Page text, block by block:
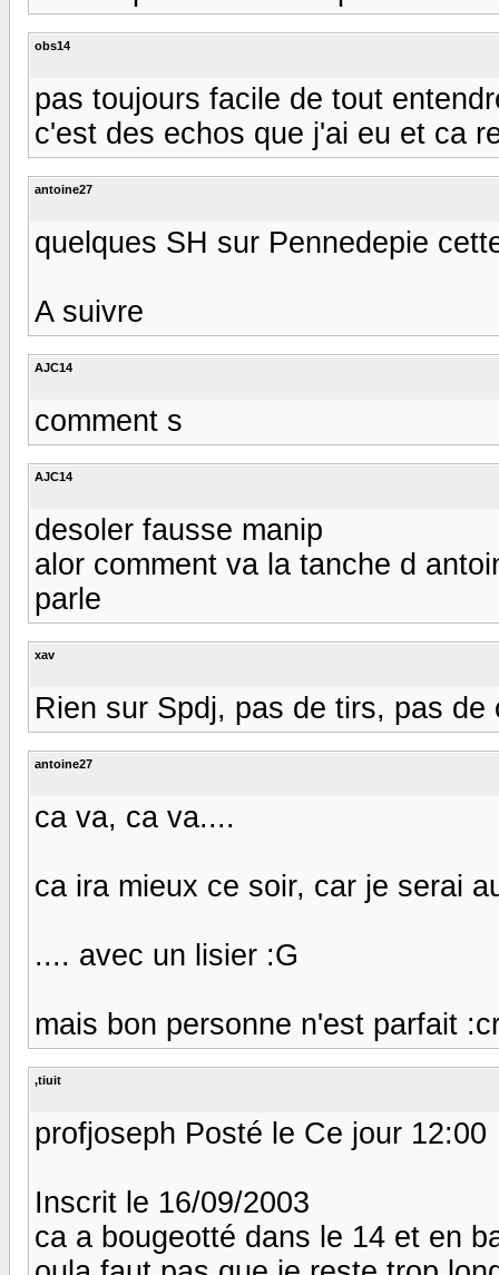
obs14
pas toujours facile de tout
c'est des echos que j'ai eu et ca
antoine27
quelques SH sur Pennedepie
A suivre
AJC14
comment s
AJC14
desoler fausse manip
alor comment va la tanche d
parle
xav
Rien sur Spdj, pas de tirs, pas
antoine27
ca va, ca va....
ca ira mieux ce soir, car je serai
.... avec un lisier :G
mais bon personne n'est parfait
,tiuit
profjoseph Posté le Ce jour 12:00
Inscrit le 16/09/2003
ca a bougeotté dans le 14 et en